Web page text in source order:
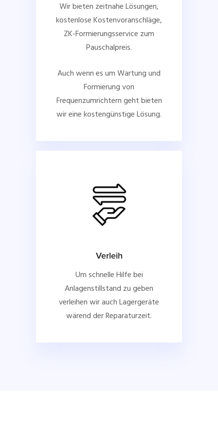
Wir bieten zeitnahe Lösungen,
kostenlose Kostenvoranschläge,
ZK-Formierungsservice zum
Pauschalpreis.
Auch wenn es um Wartung und
Formierung von
Frequenzumrichtern geht bieten
wir eine kostengünstige Lösung.
Verleih
Um schnelle Hilfe bei
Anlagenstillstand zu geben
verleihen wir auch Lagergeräte
wärend der Reparaturzeit.